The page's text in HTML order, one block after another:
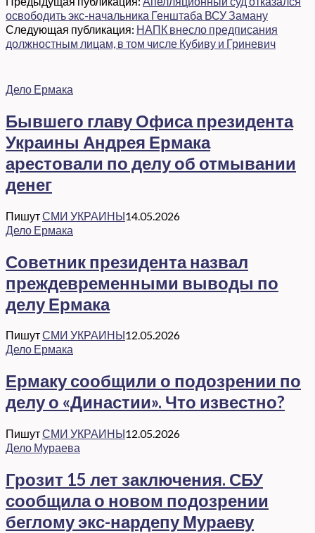
освободить экс-начальника Генштаба ВСУ Заману
Следующая публикация: НАПК внесло предписания
должностным лицам, в том числе Кубиву и Гриневич
Дело Ермака
Бывшего главу Офиса президента
Украины Андрея Ермака
арестовали по делу об отмывании
денег
ПишутСМИ УКРАИНЫ14.05.2026
Дело Ермака
Советник президента назвал
преждевременными выводы по
делу Ермака
ПишутСМИ УКРАИНЫ12.05.2026
Дело Ермака
Ермаку сообщили о подозрении по
делу о «Династии». Что известно?
ПишутСМИ УКРАИНЫ12.05.2026
Дело Мураева
Грозит 15 лет заключения. СБУ
сообщила о новом подозрении
беглому экс-нардепу Мураеву